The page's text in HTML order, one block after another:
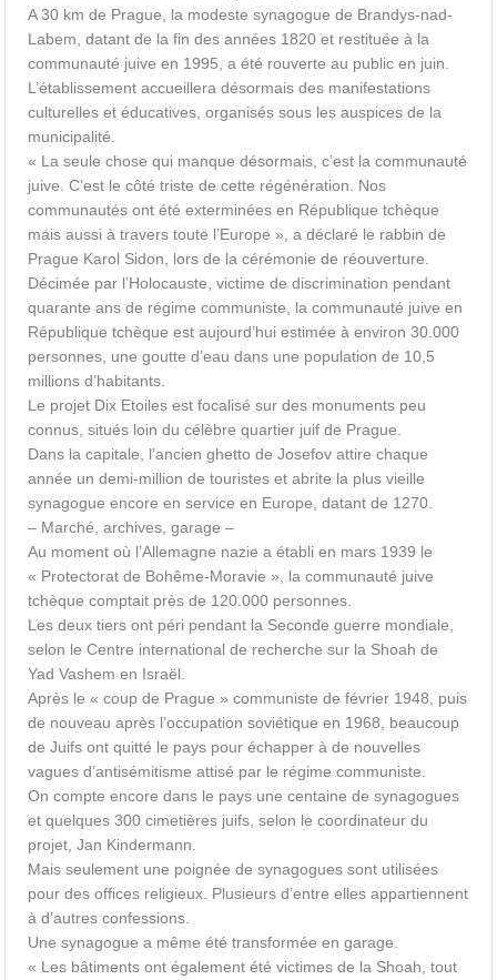
A 30 km de Prague, la modeste synagogue de Brandys-nad-
Labem, datant de la fin des années 1820 et restituée à la
communauté juive en 1995, a été rouverte au public en juin.
L’établissement accueillera désormais des manifestations
culturelles et éducatives, organisés sous les auspices de la
municipalité.
« La seule chose qui manque désormais, c’est la communauté
juive. C’est le côté triste de cette régénération. Nos
communautés ont été exterminées en République tchèque
mais aussi à travers toute l’Europe », a déclaré le rabbin de
Prague Karol Sidon, lors de la cérémonie de réouverture.
Décimée par l’Holocauste, victime de discrimination pendant
quarante ans de régime communiste, la communauté juive en
République tchèque est aujourd’hui estimée à environ 30.000
personnes, une goutte d’eau dans une population de 10,5
millions d’habitants.
Le projet Dix Etoiles est focalisé sur des monuments peu
connus, situés loin du célèbre quartier juif de Prague.
Dans la capitale, l’ancien ghetto de Josefov attire chaque
année un demi-million de touristes et abrite la plus vieille
synagogue encore en service en Europe, datant de 1270.
– Marché, archives, garage –
Au moment où l’Allemagne nazie a établi en mars 1939 le
« Protectorat de Bohême-Moravie », la communauté juive
tchèque comptait près de 120.000 personnes.
Les deux tiers ont péri pendant la Seconde guerre mondiale,
selon le Centre international de recherche sur la Shoah de
Yad Vashem en Israël.
Après le « coup de Prague » communiste de février 1948, puis
de nouveau après l’occupation soviétique en 1968, beaucoup
de Juifs ont quitté le pays pour échapper à de nouvelles
vagues d’antisémitisme attisé par le régime communiste.
On compte encore dans le pays une centaine de synagogues
et quelques 300 cimetières juifs, selon le coordinateur du
projet, Jan Kindermann.
Mais seulement une poignée de synagogues sont utilisées
pour des offices religieux. Plusieurs d’entre elles appartiennent
à d’autres confessions.
Une synagogue a même été transformée en garage.
« Les bâtiments ont également été victimes de la Shoah, tout